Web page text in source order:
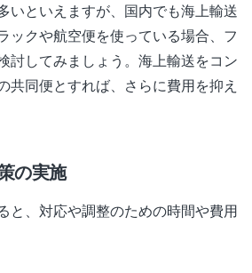
いといえますが、国内でも海上輸送
ックや航空便を使っている場合、フ
討してみましょう。海上輸送をコン
共同便とすれば、さらに費用を抑え
の実施
と、対応や調整のための時間や費用